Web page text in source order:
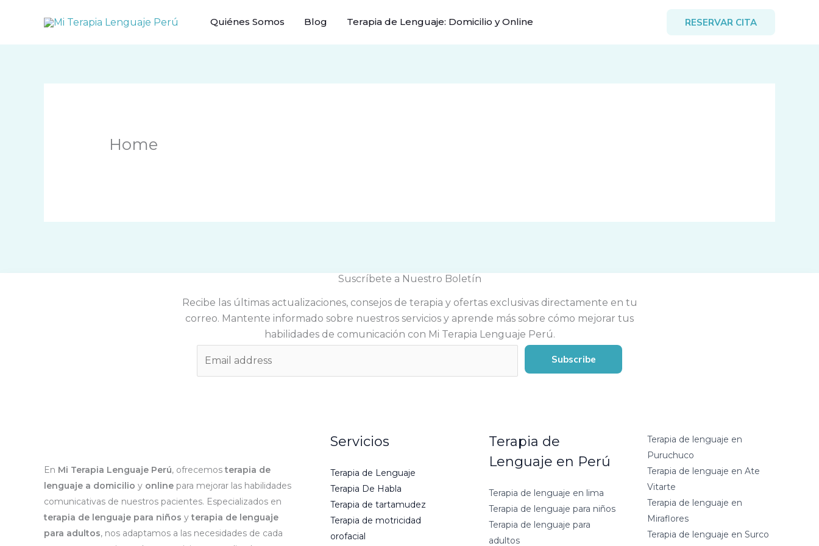
Quiénes Somos Blog Terapia de Lenguaje: Domicilio y Online RESERVAR CITA
Home
Suscríbete a Nuestro Boletín
Recibe las últimas actualizaciones, consejos de terapia y ofertas exclusivas directamente en tu
correo. Mantente informado sobre nuestros servicios y aprende más sobre cómo mejorar tus
habilidades de comunicación con Mi Terapia Lenguaje Perú.
Subscribe
En Mi Terapia Lenguaje Perú, ofrecemosterapia de
lenguaje a domicilio y online para mejorar las habilidades
comunicativas de nuestros pacientes. Especializados en
terapia de lenguaje para niños yterapia de lenguaje
para adultos, nos adaptamos a las necesidades de cada
Servicios
Terapia de Lenguaje
Terapia De Habla
Terapia de tartamudez
Terapia de motricidad
orofacial
Terapia de
Lenguaje en Perú
Terapia de lenguaje en lima
Terapia de lenguaje para niños
Terapia de lenguaje para
adultos
Terapia de lenguaje en
Puruchuco
Terapia de lenguaje en Ate
Vitarte
Terapia de lenguaje en
Miraflores
Terapia de lenguaje en Surco